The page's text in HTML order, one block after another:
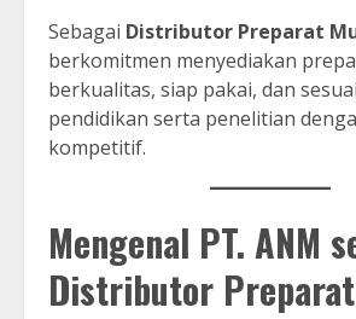
Sebagai Distributor Preparat
berkomitmen menyediakan
berkualitas, siap pakai, dan
pendidikan serta penelitian
kompetitif.
Mengenal PT. ANM
Distributor